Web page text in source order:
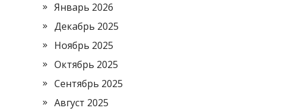
Январь 2026
Декабрь 2025
Ноябрь 2025
Октябрь 2025
Сентябрь 2025
Август 2025